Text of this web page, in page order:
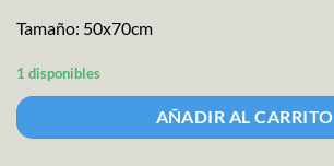
Tamaño: 50x70cm
1 disponibles
AÑADIR AL CARRITO